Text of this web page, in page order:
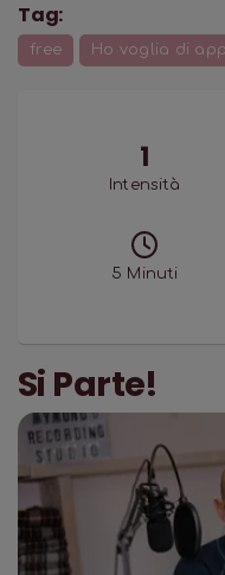
rischio che
stessi.
Tag:
free Ho voglia di
1
Intensità
5 Minuti
Si Parte!